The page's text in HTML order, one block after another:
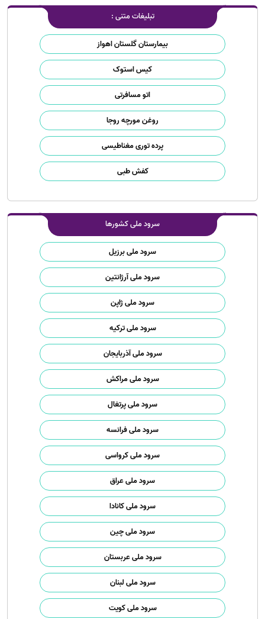
تبلیغات متنی :
بیمارستان گلستان اهواز
کیس استوک
اتو مسافرتی
روغن مورچه روجا
پرده توری مغناطیسی
کفش طبی
سرود ملی کشورها
سرود ملی برزیل
سرود ملی آرژانتین
سرود ملی ژاپن
سرود ملی ترکیه
سرود ملی آذربایجان
سرود ملی مراکش
سرود ملی پرتغال
سرود ملی فرانسه
سرود ملی کرواسی
سرود ملی عراق
سرود ملی کانادا
سرود ملی چین
سرود ملی عربستان
سرود ملی لبنان
سرود ملی کویت